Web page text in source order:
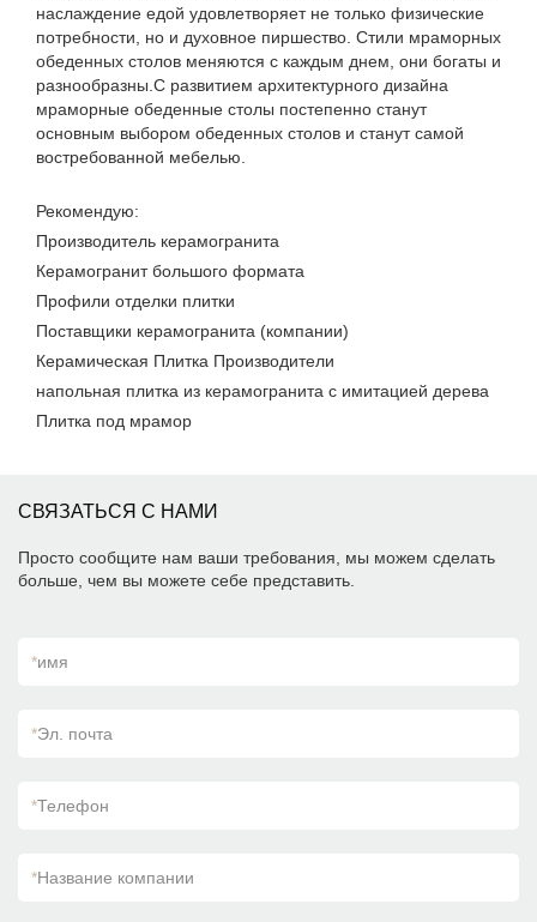
наслаждение едой удовлетворяет не только физические
потребности, но и духовное пиршество. Стили мраморных
обеденных столов меняются с каждым днем, они богаты и
разнообразны.С развитием архитектурного дизайна
мраморные обеденные столы постепенно станут
основным выбором обеденных столов и станут самой
востребованной мебелью.
Рекомендую:
Производитель керамогранита
Керамогранит большого формата
Профили отделки плитки
Поставщики керамогранита (компании)
Керамическая Плитка Производители
напольная плитка из керамогранита с имитацией дерева
Плитка под мрамор
СВЯЗАТЬСЯ С НАМИ
Просто сообщите нам ваши требования, мы можем сделать
больше, чем вы можете себе представить.
*имя
*Эл. почта
*Телефон
*Название компании